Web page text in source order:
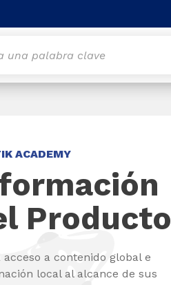
ACADEMY
Producto
acceso a contenido global e
local al alcance de sus